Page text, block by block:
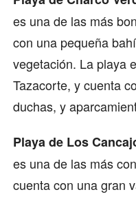
es una de las más
con una pequeña
vegetación. La playa
Tazacorte, y cuenta
duchas, y
Playa de Los
es una de las más
cuenta con una gran